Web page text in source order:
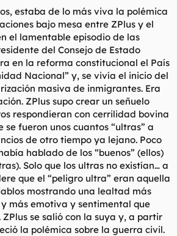
estaba de lo más viva la polémica
bajo mesa entre ZPlus y el
el lamentable episodio de las
del Consejo de Estado
en la reforma constitucional el País
Nacional” y, se vivía el inicio del
masiva de inmigrantes. Era
ZPlus supo crear un señuelo
respondieran con cerrilidad bovina
se fueron unos cuantos “ultras” a
de otro tiempo ya lejano. Poco
hablado de los “buenos” (ellos)
Solo que los ultras no existían… a
que el “peligro ultra” eran aquella
mostrando una lealtad más
más emotiva y sentimental que
se salió con la suya y, a partir
la polémica sobre la guerra civil.